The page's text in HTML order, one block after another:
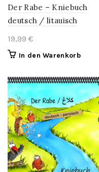
Der Rabe – Kniebuch
deutsch / litauisch
19,99 €
In den Warenkorb